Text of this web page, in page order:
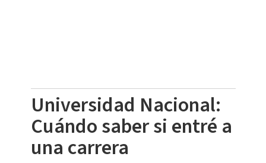
Universidad Nacional:
Cuándo saber si entré a
una carrera